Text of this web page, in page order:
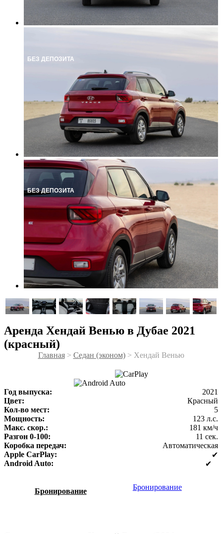
БЕЗ ДЕПОЗИТА
БЕЗ ДЕПОЗИТА
Аренда Хендай Венью в Дубае 2021
(красный)
Главная> Седан (эконом)> Хендай Венью
Год выпуска:
2021
Цвет:
Красный
Кол-во мест:
5
Мощность:
123 л.с.
Макс. скор.:
181 км/ч
Разгон 0-100:
11 сек.
Коробка передач:
Автоматическая
Apple CarPlay:
✔
Android Auto:
✔
Бронирование Бронирование